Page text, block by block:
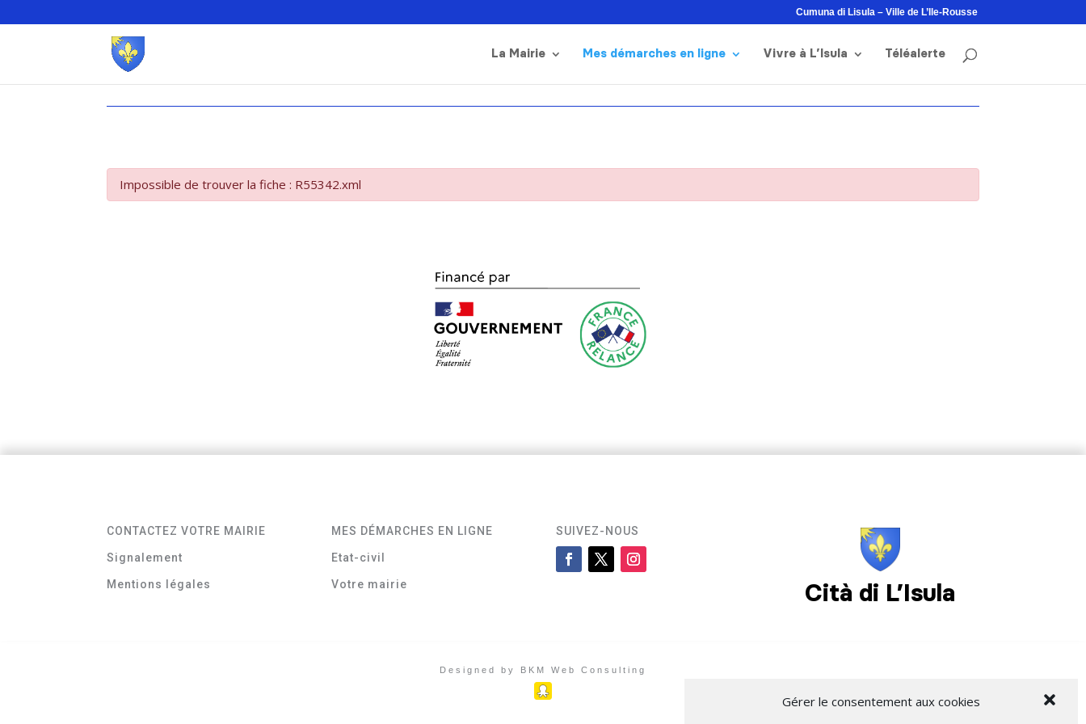
Gérer le consentement aux cookies
Cumuna di Lisula – Ville de L’Ile-Rousse
La Mairie Mes démarches en ligne Vivre à L’Isula Téléalerte
Impossible de trouver la fiche : R55342.xml
CONTACTEZ VOTRE MAIRIE
Signalement
Mentions légales
MES DÉMARCHES EN LIGNE
Etat-civil
Votre mairie
SUIVEZ-NOUS
Cità di L’Isula
Designed by BKM Web Consulting